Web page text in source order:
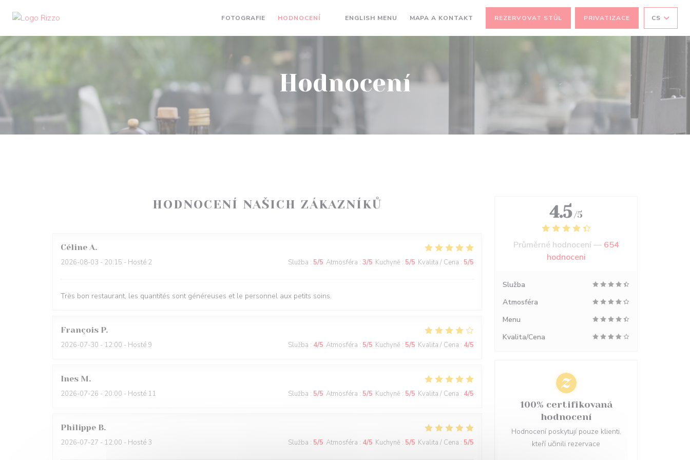
FOTOGRAFIE HODNOCENÍ ENGLISH MENU ((OTEVŘE SE V NOVÉM OKNĚ))
MAPA A KONTAKT REZERVOVAT STŮL PRIVATIZACE CS
Hodnocení
HODNOCENÍ NAŠICH ZÁKAZNÍKŮ
Céline A
2026-08-03 - 20:15 - Hosté 2 Služba : 5/5 Atmosféra : 3/5 Kuchyně : 5/5 Kvalita / Cena : 5/5
Très bon restaurant, les quantités sont généreuses et le personnel aux petits soins.
François P
2026-07-30 - 12:00 - Hosté 9 Služba : 4/5 Atmosféra : 5/5 Kuchyně : 5/5 Kvalita / Cena : 4/5
Ines M
2026-07-26 - 20:00 - Hosté 11 Služba : 5/5 Atmosféra : 5/5 Kuchyně : 5/5 Kvalita / Cena : 4/5
Philippe B
2026-07-27 - 12:00 - Hosté 3 Služba : 5/5 Atmosféra : 4/5 Kuchyně : 5/5 Kvalita / Cena : 5/5
4.5 /5
Průměrné hodnocení — 654
hodnoceni
Služba
Atmosféra
Menu
Kvalita/Cena
100% certifikovaná
hodnocení
Hodnocení poskytují pouze klienti,
kteří učinili rezervace